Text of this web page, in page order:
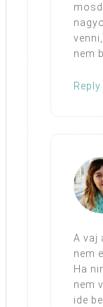
nem
Reply
A vaj
nem
Ha
nem
ide